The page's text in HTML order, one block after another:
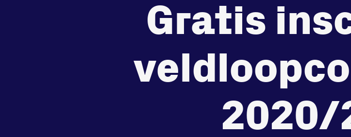
samen
Running
onze gym
Fitness
Gratis
2020/